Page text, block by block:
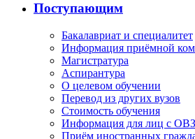
Поступающим
Бакалавриат и специалитет
Информация приёмной
Магистратура
Аспирантура
О целевом обучении
Перевод из других вузов
Стоимость обучения
Информация для лиц с ОВЗ
Приём иностранных